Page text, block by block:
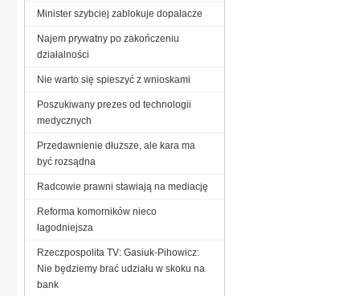
Minister szybciej zablokuje dopalacze
Najem prywatny po zakończeniu
działalności
Nie warto się spieszyć z wnioskami
Poszukiwany prezes od technologii
medycznych
Przedawnienie dłuższe, ale kara ma
być rozsądna
Radcowie prawni stawiają na mediację
Reforma komorników nieco
łagodniejsza
Rzeczpospolita TV: Gasiuk-Pihowicz:
Nie będziemy brać udziału w skoku na
bank